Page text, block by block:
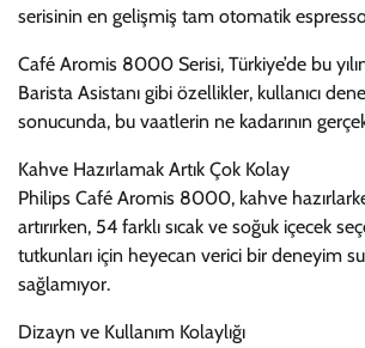
serisinin en gelişmiş tam otomatik
Café Aromis 8000 Serisi, Türkiye’de bu
Barista Asistanı gibi özellikler, kullanıcı
sonucunda, bu vaatlerin ne kadarının
Kahve Hazırlamak Artık Çok Kolay
Philips Café Aromis 8000, kahve
artırırken, 54 farklı sıcak ve soğuk içecek
tutkunları için heyecan verici bir deneyim
sağlamıyor.
Dizayn ve Kullanım Kolaylığı